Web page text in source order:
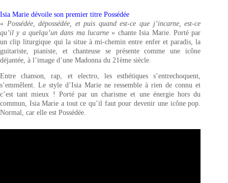
Isia Marie dévoile son premier titre Possédée
« Possédée, dépossédée, et puis quand est-ce que j’incarne, est-ce
qu’il y a quelqu’un dans ma lucarne» chante Isia Marie. Porté par
un clip liturgique qui la situe à mi-chemin entre enfer et paradis, la
guitariste, pianiste, et chanteuse se présente comme une icône
déjantée, à l’image d’une Madonna du 21ème siècle.
Entre chanson, rap, et electro, les esthétiques s’entrechoquent,
s’emmêlent. Le style d’Isia Marie ne ressemble à rien de connu et
c’est tant mieux ! Porté par un charisme et une énergie hors du
commun, Isia Marie a tout ce qu’il faut pour devenir une icône pop.
Normal, car elle est Possédée.